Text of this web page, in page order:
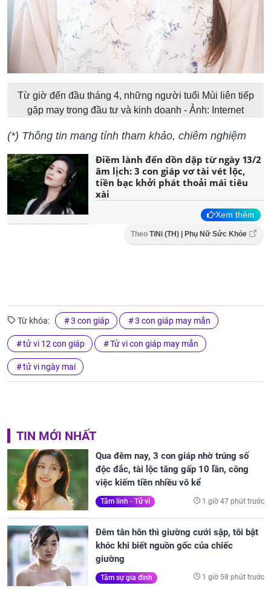
Từ giờ đến đầu tháng 4, những người tuổi Mùi liên tiếp
gặp may trong đầu tư và kinh doanh - Ảnh: Internet
(*) Thông tin mang tính tham khảo, chiêm nghiệm
Điềm lành đến dồn dập từ ngày 13/2
âm lịch: 3 con giáp vơ tài vét lộc,
tiền bạc khởi phát thoải mái tiêu
xài
Xem thêm
Theo TiNi (TH) | Phụ Nữ Sức Khỏe
Từ khóa: 3 con giáp 3 con giáp may mắn
tử vi 12 con giáp Tử vi con giáp may mắn
tử vi ngày mai
TIN MỚI NHẤT
Qua đêm nay, 3 con giáp nhờ trúng số
độc đắc, tài lộc tăng gấp 10 lần, công
việc kiếm tiền nhiều vô kể
Tâm linh - Tử vi 1 giờ 47 phút trước
Đêm tân hôn thì giường cưới sập, tôi bật
khóc khi biết nguồn gốc của chiếc
giường
Tâm sự gia đình 1 giờ 58 phút trước